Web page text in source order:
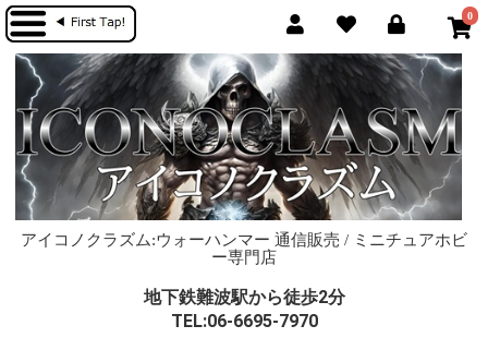
0
アイコノクラズム:ウォーハンマー 通信販売 / ミニチュアホビ
ー専門店
地下鉄難波駅から徒歩2分
TEL:06-6695-7970